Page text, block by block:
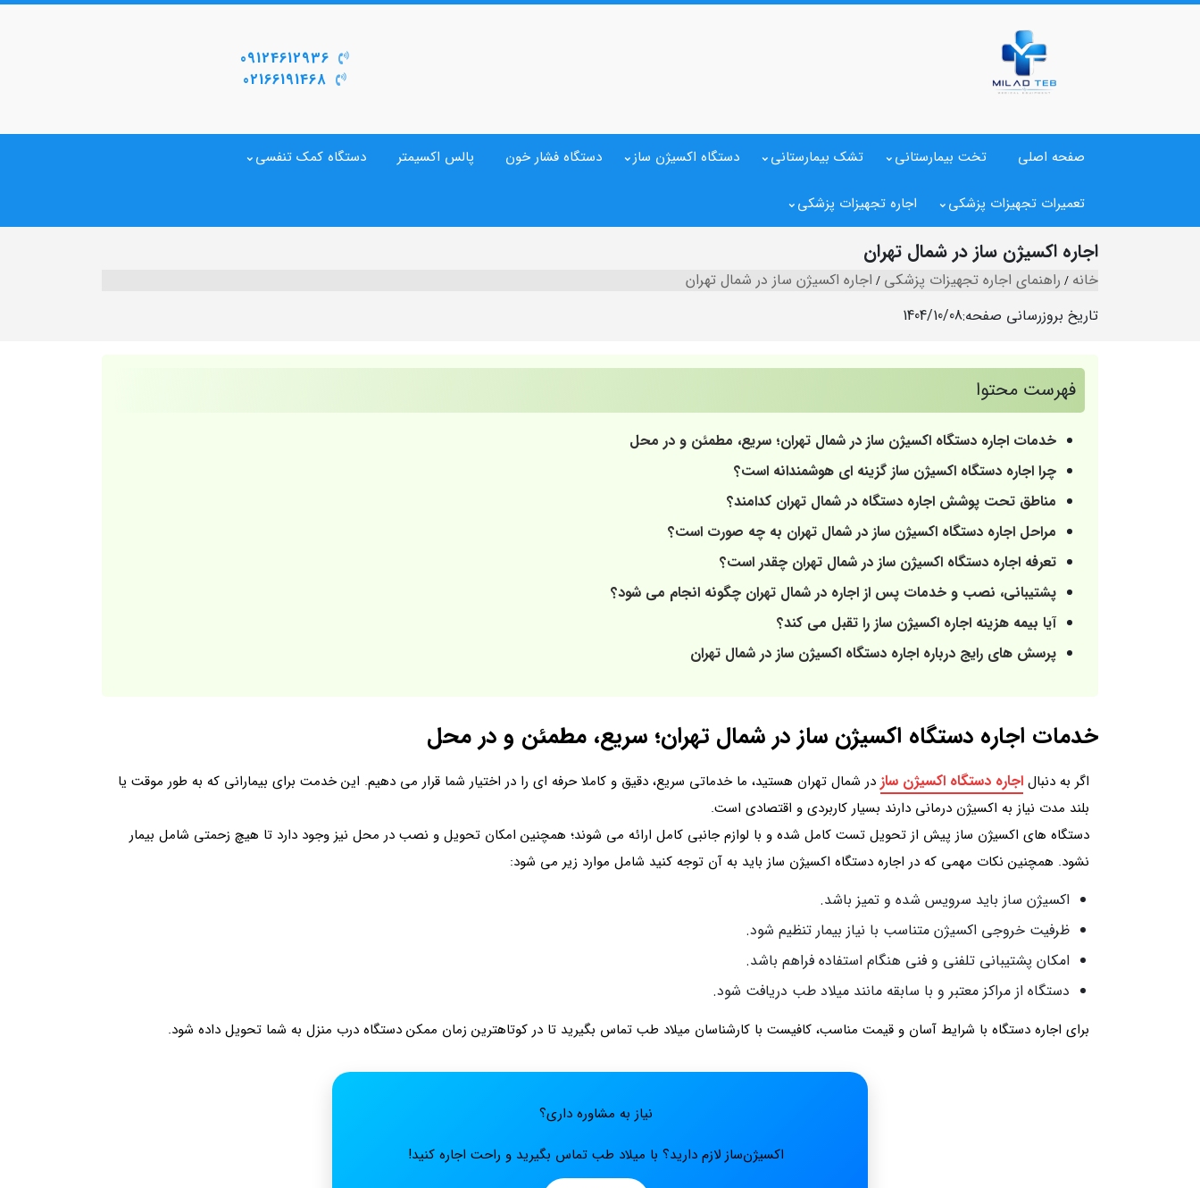
09124612936
02166191468
صفحه اصلی تخت بیمارستانی تشک بیمارستانی دستگاه اکسیژن ساز دستگاه فشار خون پالس اکسیمتر دستگاه کمک تنفسی
تعمیرات تجهیزات پزشکی اجاره تجهیزات پزشکی
اجاره اکسیژن ساز در شمال تهران
خانه راهنمای اجاره تجهیزات پزشکی اجاره اکسیژن ساز در شمال تهران
تاریخ بروزرسانی صفحه:1404/10/08
فهرست محتوا
خدمات اجاره دستگاه اکسیژن ساز در شمال تهران؛ سریع، مطمئن و در محل
چرا اجاره دستگاه اکسیژن ساز گزینه ای هوشمندانه است؟
مناطق تحت پوشش اجاره دستگاه در شمال تهران کدامند؟
مراحل اجاره دستگاه اکسیژن‌ ساز در شمال تهران به چه صورت است؟
تعرفه اجاره دستگاه اکسیژن‌ ساز در شمال تهران چقدر است؟
پشتیبانی، نصب و خدمات پس از اجاره در شمال تهران چگونه انجام می شود؟
آیا بیمه هزینه اجاره اکسیژن‌ ساز را تقبل می کند؟
پرسش های رایج درباره اجاره دستگاه اکسیژن‌ ساز در شمال تهران
خدمات اجاره دستگاه اکسیژن ساز در شمال تهران؛ سریع، مطمئن و در محل
اگر به دنبال اجاره دستگاه اکسیژن ساز در شمال تهران هستید، ما خدماتی سریع، دقیق و کاملا حرفه ای را در اختیار شما قرار می دهیم. این خدمت برای بیمارانی که به طور موقت یا
بلند مدت نیاز به اکسیژن‌ درمانی دارند بسیار کاربردی و اقتصادی است.
دستگاه های اکسیژن ساز پیش از تحویل تست کامل شده و با لوازم جانبی کامل ارائه می شوند؛ همچنین امکان تحویل و نصب در محل نیز وجود دارد تا هیچ زحمتی شامل بیمار
نشود. همچنین نکات مهمی که در اجاره دستگاه اکسیژن ساز باید به آن توجه کنید شامل موارد زیر می شود:
اکسیژن ساز باید سرویس شده و تمیز باشد.
ظرفیت خروجی اکسیژن متناسب با نیاز بیمار تنظیم شود.
امکان پشتیبانی تلفنی و فنی هنگام استفاده فراهم باشد.
دستگاه از مراکز معتبر و با سابقه مانند میلاد طب دریافت شود.
برای اجاره دستگاه با شرایط آسان و قیمت مناسب، کافیست با کارشناسان میلاد طب تماس بگیرید تا در کوتاهترین زمان ممکن دستگاه درب منزل به شما تحویل داده شود.
نیاز به مشاوره داری؟
اکسیژن‌ساز لازم دارید؟ با میلاد طب تماس بگیرید و راحت اجاره کنید!